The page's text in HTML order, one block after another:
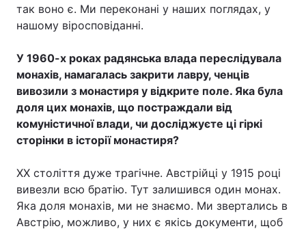
так воно є. Ми переконані у наших поглядах, у
нашому віросповіданні.
У 1960-х роках радянська влада переслідувала
монахів, намагалась закрити лавру, ченців
вивозили з монастиря у відкрите поле. Яка була
доля цих монахів, що постраждали від
комуністичної влади, чи досліджуєте ці гіркі
сторінки в історії монастиря?
ХХ століття дуже трагічне. Австрійці у 1915 році
вивезли всю братію. Тут залишився один монах.
Яка доля монахів, ми не знаємо. Ми звертались в
Австрію, можливо, у них є якісь документи, щоб